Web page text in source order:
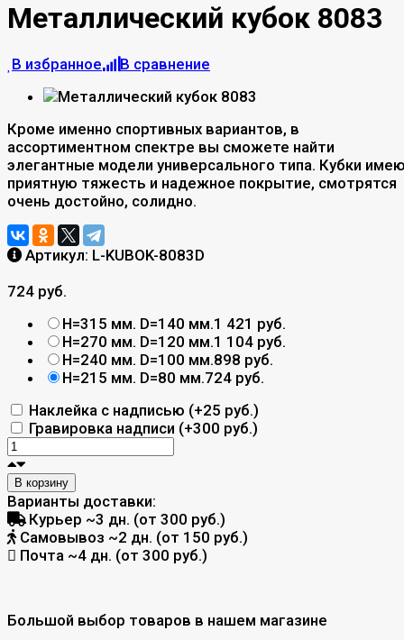
Металлический кубок 8083
В избранное В сравнение
Кроме именно спортивных вариантов, в
ассортиментном спектре вы сможете найти
элегантные модели универсального типа. Кубки
приятную тяжесть и надежное покрытие, смотрятся
очень достойно, солидно.
Артикул: L-KUBOK-8083D
724 руб.
H=315 мм. D=140 мм.1 421 руб.
H=270 мм. D=120 мм.1 104 руб.
H=240 мм. D=100 мм.898 руб.
H=215 мм. D=80 мм.724 руб.
Наклейка с надписью (+25 руб.)
Гравировка надписи (+300 руб.)
В корзину
Варианты доставки:
Курьер ~3 дн. (от 300 руб.)
Самовывоз ~2 дн. (от 150 руб.)
Почта ~4 дн. (от 300 руб.)
Большой выбор товаров в нашем магазине